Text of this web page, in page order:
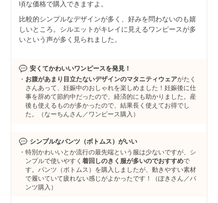
頃な価格で購入できますよ。
比較的シンプルなデザインが多く、好みを問わないのも嬉
しいところ。シルエットがキレイに見えるワンピースが多
いという声が多く見られました。
安くてかわいいワンピースを発見！
お腹があまり目立たないデザインのマタニティウェアがたく
さんあって、妊娠中のおしゃれを楽しめました！妊娠後に仕
事を辞めて節約中だったので、経済的にも助かりました。産
後も使えるものが多かったので、結果長く使えてお得でし
た。（なーちんさん／ワンピース購入）
シンプルなパンツ（ボトムス）がいい
特別かわいいとか流行の最先端という服は少ないですが、シ
ンプルで使いやすく着回しのきく服が多いのでおすすめで
す。パンツ（ボトムス）を購入しましたが、動きやすい素材
で履いていて疲れない感じがよかったです！（ぽきさん／パ
ンツ購入）